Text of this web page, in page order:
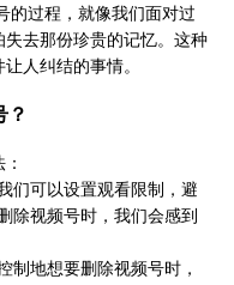
的过程，就像我们面对过
去那份珍贵的记忆。这种
人纠结的事情。
？
们可以设置观看限制，避
除视频号时，我们会感到
制地想要删除视频号时，